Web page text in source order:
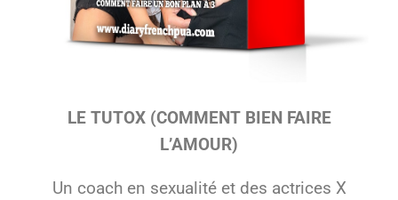
LE TUTOX (COMMENT BIEN FAIRE
L’AMOUR)
Un coach en sexualité et des actrices X